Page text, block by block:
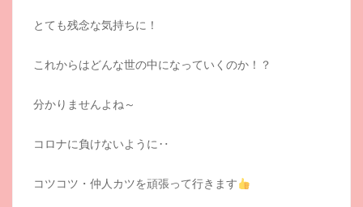
とても残念な気持ちに！
これからはどんな世の中になっていくのか！？
分かりませんよね～
コロナに負けないように‥
コツコツ・仲人カツを頑張って行きます